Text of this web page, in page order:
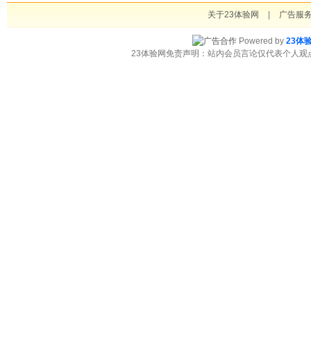
关于23体验网 广告服
Powered by 23体
23体验网免责声明：站内会员言论仅代表个人